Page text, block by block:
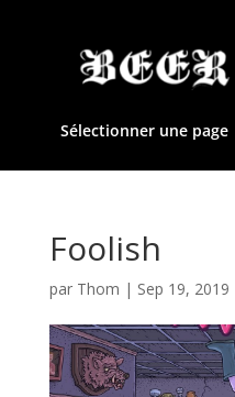
Sélectionner une page
Foolish
par Thom | Sep 19, 2019